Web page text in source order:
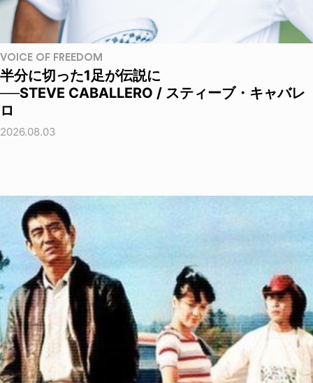
VOICE OF FREEDOM
半分に切った1足が伝説に
──STEVE CABALLERO / スティーブ・キャバレ
ロ
2026.08.03